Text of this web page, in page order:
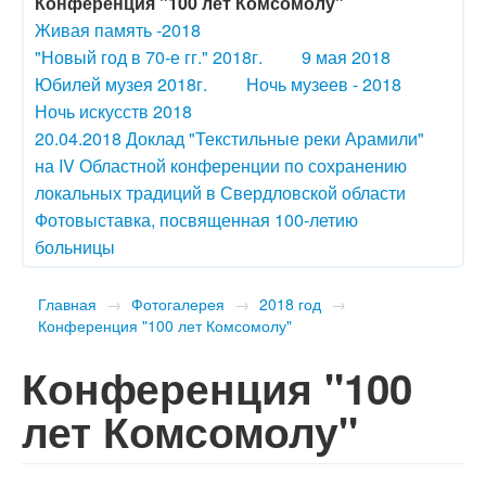
Живая память -2018
"Новый год в 70-е гг." 2018г.
9 мая 2018
Юбилей музея 2018г.
Ночь музеев - 2018
Ночь искусств 2018
20.04.2018 Доклад "Текстильные реки Арамили"
на IV Областной конференции по сохранению
локальных традиций в Свердловской области
Фотовыставка, посвященная 100-летию
больницы
Главная → Фотогалерея → 2018 год →
Конференция "100 лет Комсомолу"
Конференция "100
лет Комсомолу"